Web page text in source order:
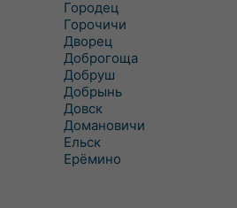
Городец
Горочичи
Дворец
Доброгоща
Добруш
Добрынь
Довск
Домановичи
Ельск
Ерёмино